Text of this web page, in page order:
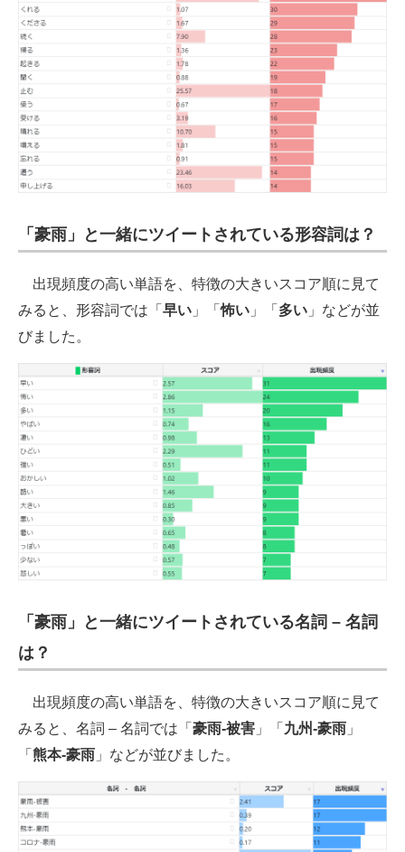
「豪雨」と一緒にツイートされている形容詞は？
出現頻度の高い単語を、特徴の大きいスコア順に見て
みると、形容詞では「 早い 」「怖い 」「 多い 」などが並
びました。
「豪雨」と一緒にツイートされている名詞 – 名詞
は？
出現頻度の高い単語を、特徴の大きいスコア順に見て
みると、名詞 – 名詞では「 豪雨-被害 」「 九州-豪雨 」
「 熊本-豪雨 」などが並びました。